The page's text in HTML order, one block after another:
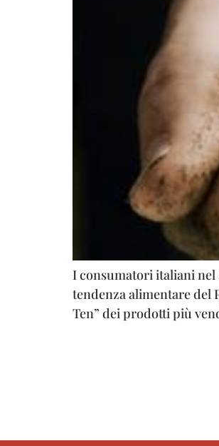
I consumatori italiani nel
tendenza alimentare del
Ten” dei prodotti più